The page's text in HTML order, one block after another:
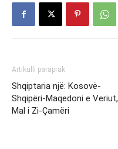
Artikulli paraprak
Shqiptaria një: Kosovë-
Shqipëri-Maqedoni e Veriut,
Mal i Zi-Çamëri